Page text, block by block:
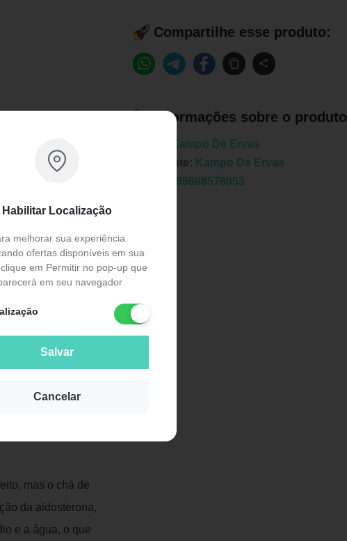
Habilitar Localização
melhorar sua experiência
ofertas disponíveis em sua
em Permitir no pop-up que
em seu navegador
Salvar
Cancelar
antocianinas, um
capacidade de
se for tomado
carboidratos, que
menor ao
mas o chá de
da aldosterona,
e a água, o que
Compartilhe esse produto:
Informações sobre o produto
Kampo De Ervas
Fabricante: Kampo De Ervas
7895988578053